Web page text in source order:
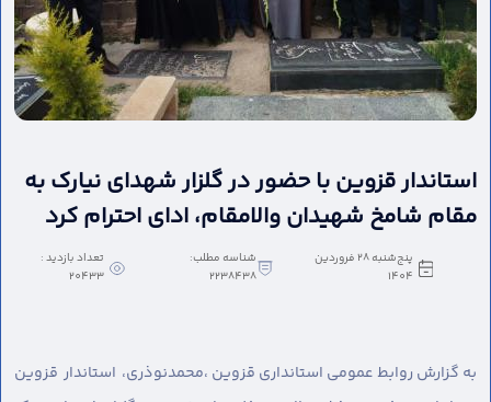
استاندار قزوین با حضور در گلزار شهدای نیارک به
مقام شامخ شهیدان والامقام، ادای احترام کرد
پنج‌شنبه 28 فروردین
1404
شناسه مطلب:
2238438
تعداد بازدید :
20433
به گزارش روابط عمومی استانداری قزوین ،محمدنوذری، استاندار قزوین